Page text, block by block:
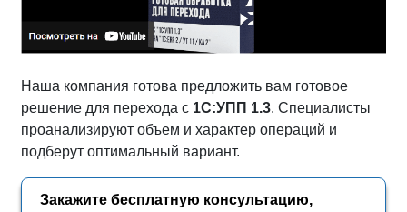
Наша компания готова предложить вам готовое
решение для перехода с 1С:УПП 1.3. Специалисты
проанализируют объем и характер операций и
подберут оптимальный вариант.
Закажите бесплатную консультацию,